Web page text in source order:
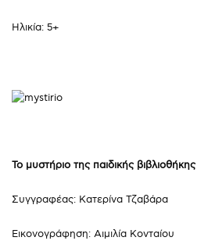
Ηλικία: 5+
Το μυστήριο της παιδικής βιβλιοθήκης
Συγγραφέας: Κατερίνα Τζαβάρα
Εικονογράφηση: Αιμιλία Κονταίου